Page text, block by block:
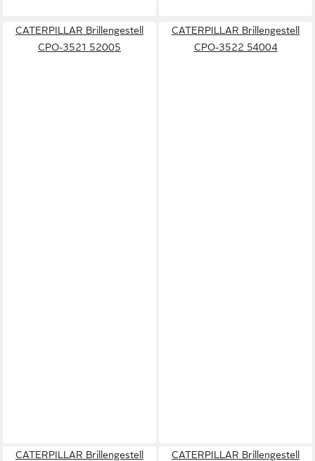
CATERPILLAR Brillengestell
CPO-3521 52005
CATERPILLAR Brillengestell
CPO-3522 54004
CATERPILLAR Brillengestell
CATERPILLAR Brillengestell